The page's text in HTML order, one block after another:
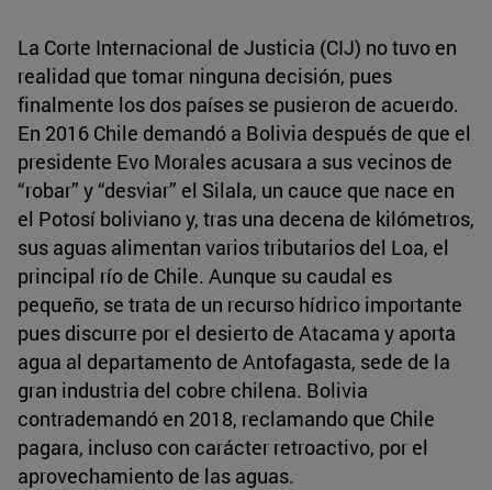
La Corte Internacional de Justicia (CIJ) no tuvo en
realidad que tomar ninguna decisión, pues
finalmente los dos países se pusieron de acuerdo.
En 2016 Chile demandó a Bolivia después de que el
presidente Evo Morales acusara a sus vecinos de
“robar” y “desviar” el Silala, un cauce que nace en
el Potosí boliviano y, tras una decena de kilómetros,
sus aguas alimentan varios tributarios del Loa, el
principal río de Chile. Aunque su caudal es
pequeño, se trata de un recurso hídrico importante
pues discurre por el desierto de Atacama y aporta
agua al departamento de Antofagasta, sede de la
gran industria del cobre chilena. Bolivia
contrademandó en 2018, reclamando que Chile
pagara, incluso con carácter retroactivo, por el
aprovechamiento de las aguas.